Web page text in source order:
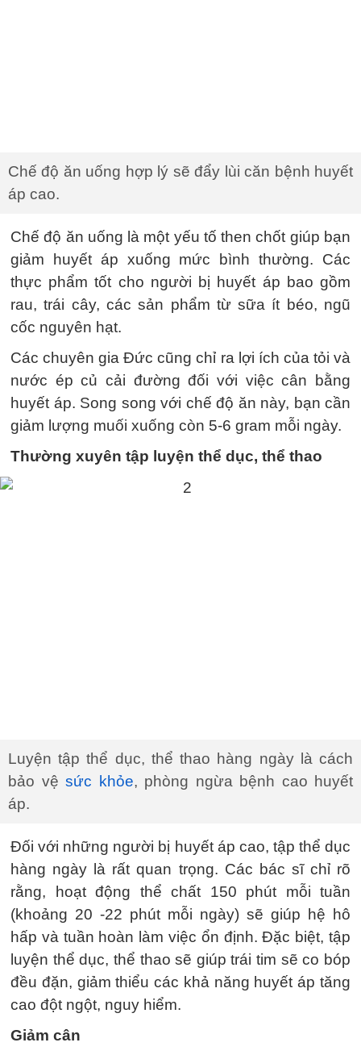
Chế độ ăn uống hợp lý sẽ đẩy lùi căn bệnh huyết
áp cao.
Chế độ ăn uống là một yếu tố then chốt giúp bạn
giảm huyết áp xuống mức bình thường. Các
thực phẩm tốt cho người bị huyết áp bao gồm
rau, trái cây, các sản phẩm từ sữa ít béo, ngũ
cốc nguyên hạt.
Các chuyên gia Đức cũng chỉ ra lợi ích của tỏi và
nước ép củ cải đường đối với việc cân bằng
huyết áp. Song song với chế độ ăn này, bạn cần
giảm lượng muối xuống còn 5-6 gram mỗi ngày.
Thường xuyên tập luyện thể dục, thể thao
Luyện tập thể dục, thể thao hàng ngày là cách
bảo vệ sức khỏe, phòng ngừa bệnh cao huyết
áp.
Đối với những người bị huyết áp cao, tập thể dục
hàng ngày là rất quan trọng. Các bác sĩ chỉ rõ
rằng, hoạt động thể chất 150 phút mỗi tuần
(khoảng 20 -22 phút mỗi ngày) sẽ giúp hệ hô
hấp và tuần hoàn làm việc ổn định. Đặc biệt, tập
luyện thể dục, thể thao sẽ giúp trái tim sẽ co bóp
đều đặn, giảm thiểu các khả năng huyết áp tăng
cao đột ngột, nguy hiểm.
Giảm cân